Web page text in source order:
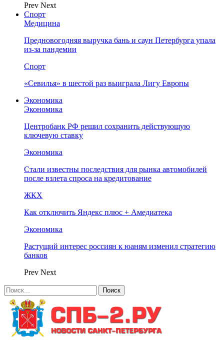
Prev Next
Спорт
Медицина
Предновогодняя выручка бань и саун Петербурга упала
из-за пандемии
Спорт
«Севилья» в шестой раз выиграла Лигу Европы
Экономика
Экономика
Центробанк РФ решил сохранить действующую
ключевую ставку
Экономика
Стали известны последствия для рынка автомобилей
после взлета спроса на кредитование
ЖКХ
Как отключить Яндекс плюс + Амедиатека
Экономика
Растущий интерес россиян к юаням изменил стратегию
банков
Prev Next